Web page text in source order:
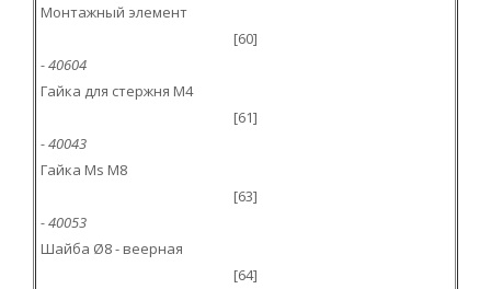
Монтажный элемент
[60]
- 40604
Гайка для стержня M4
[61]
- 40043
Гайка Ms M8
[63]
- 40053
Шайба Ø8 - веерная
[64]